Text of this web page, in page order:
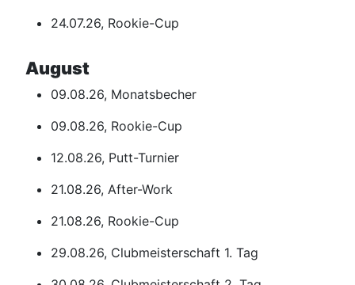
24.07.26, Rookie-Cup
August
09.08.26, Monatsbecher
09.08.26, Rookie-Cup
12.08.26, Putt-Turnier
21.08.26, After-Work
21.08.26, Rookie-Cup
29.08.26, Clubmeisterschaft 1. Tag